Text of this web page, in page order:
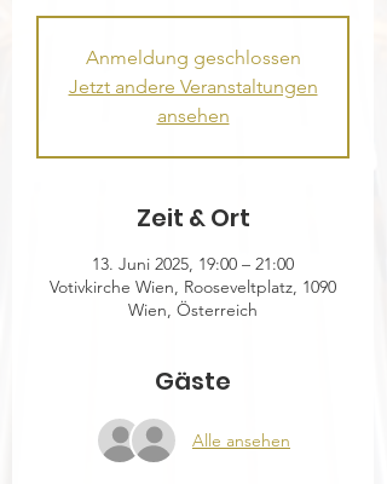
Anmeldung geschlossen
Jetzt andere Veranstaltungen
ansehen
Zeit & Ort
13. Juni 2025, 19:00 – 21:00
Votivkirche Wien, Rooseveltplatz, 1090
Wien, Österreich
Gäste
Alle ansehen